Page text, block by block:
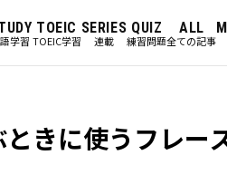
学習
TOEIC
TOEIC学習
SERIES
連載
QUIZ
練習問題
ALL
全ての記事
きに使うフレー